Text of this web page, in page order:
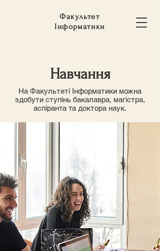
Факультет
Інформатики
Навчання
На Факультеті Інформатики можна
здобути ступінь бакалавра, магістра,
аспіранта та доктора наук.